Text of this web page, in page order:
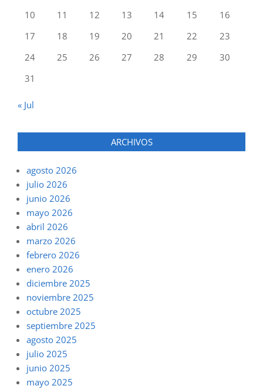
10
11 12 13 14 15
16
17
18 19 20 21 22
23
24
25 26 27 28 29
30
31
« Jul
ARCHIVOS
agosto 2026
julio 2026
junio 2026
mayo 2026
abril 2026
marzo 2026
febrero 2026
enero 2026
diciembre 2025
noviembre 2025
octubre 2025
septiembre 2025
agosto 2025
julio 2025
junio 2025
mayo 2025